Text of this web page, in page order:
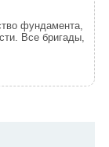
фундамента,
Все бригады,